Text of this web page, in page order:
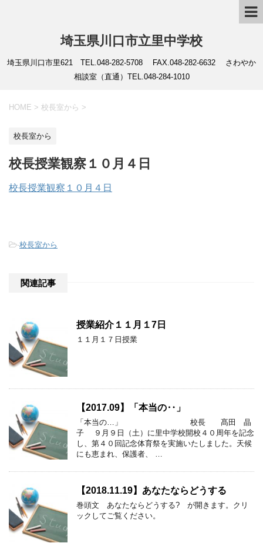
埼玉県川口市立里中学校
埼玉県川口市里621 TEL.048-282-5708 FAX.048-282-6632 さわやか
相談室（直通）TEL.048-284-1010
HOME > 校長室から >
校長室から
校長授業観察１０月４日
校長授業観察１０月４日
-校長室から
関連記事
授業紹介１１月１7日
１１月１７日授業
【2017.09】「本当の‥」
「本当の…」 校長 髙田 晶
子 ９月９日（土）に里中学校開校４０周年を記念
し、第４０回記念体育祭を実施いたしました。天候
にも恵まれ、保護者、 …
【2018.11.19】あなたならどうする
巻頭文 あなたならどうする? が開きます。クリ
ックしてご覧ください。